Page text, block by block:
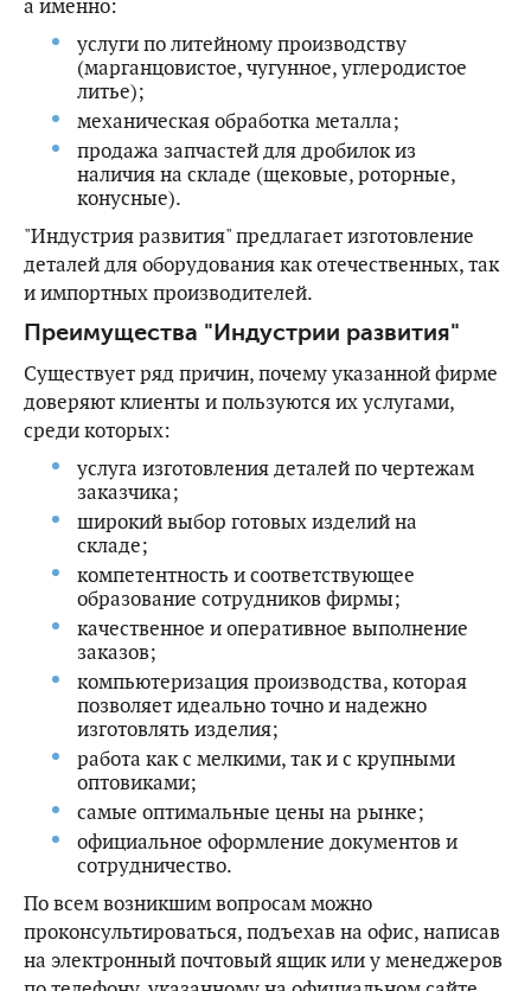
а именно:
услуги по литейному производству
(марганцовистое, чугунное, углеродистое
литье);
механическая обработка металла;
продажа запчастей для дробилок из
наличия на складе (щековые, роторные,
конусные).
"Индустрия развития" предлагает изготовление
деталей для оборудования как отечественных, так
и импортных производителей.
Преимущества "Индустрии развития"
Существует ряд причин, почему указанной фирме
доверяют клиенты и пользуются их услугами,
среди которых:
услуга изготовления деталей по чертежам
заказчика;
широкий выбор готовых изделий на
складе;
компетентность и соответствующее
образование сотрудников фирмы;
качественное и оперативное выполнение
заказов;
компьютеризация производства, которая
позволяет идеально точно и надежно
изготовлять изделия;
работа как с мелкими, так и с крупными
оптовиками;
самые оптимальные цены на рынке;
официальное оформление документов и
сотрудничество.
По всем возникшим вопросам можно
проконсультироваться, подъехав на офис, написав
на электронный почтовый ящик или у менеджеров